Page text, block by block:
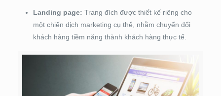
Landing page: Trang đích được thiết kế riêng cho
một chiến dịch marketing cụ thể, nhằm chuyển đổi
khách hàng tiềm năng thành khách hàng thực tế.